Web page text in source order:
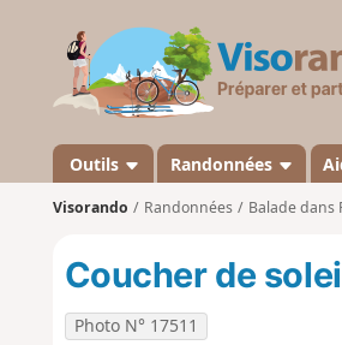
Outils Randonnées
Visorando Randonnées Balade dans
Coucher de
Photo N° 17511